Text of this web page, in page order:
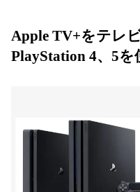
Apple TV+をテレ
PlayStation 4、5を